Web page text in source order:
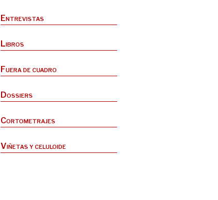
Entrevistas
Libros
Fuera de cuadro
Dossiers
Cortometrajes
Viñetas y celuloide